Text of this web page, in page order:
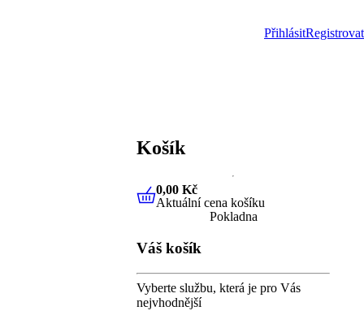
PřihlásitRegistrovat
Košík
0,00 KčAktuální cena košíku
0,00 Kč
Aktuální cena košíku
Pokladna
Váš košík
Vyberte službu, která je pro Vás
nejvhodnější